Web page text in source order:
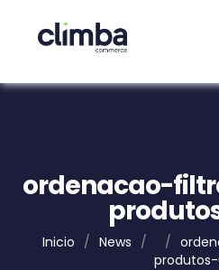
ordenacao-
Inicio / News / /